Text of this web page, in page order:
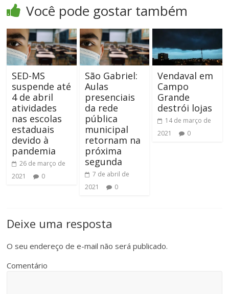
Você pode gostar também
SED-MS
suspende até
4 de abril
atividades
nas escolas
estaduais
devido à
pandemia
26 de março de
2021
0
São Gabriel:
Aulas
presenciais
da rede
pública
municipal
retornam na
próxima
segunda
7 de abril de
2021
0
Vendaval em
Campo
Grande
destrói lojas
14 de março de
2021
0
Deixe uma resposta
O seu endereço de e-mail não será publicado.
Comentário